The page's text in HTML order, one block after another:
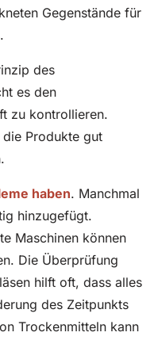
Gegenstände für
des
es den
zu kontrollieren.
Produkte gut
haben. Manchmal
hinzugefügt.
Maschinen können
Die Überprüfung
hilft oft, dass alles
des Zeitpunkts
Trockenmitteln kann